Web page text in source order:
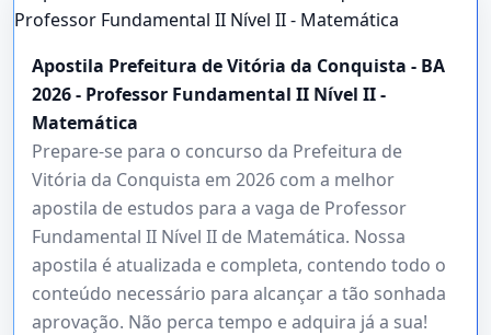
Apostila Prefeitura de Vitória da Conquista - BA
2026 - Professor Fundamental II Nível II -
Matemática
Prepare-se para o concurso da Prefeitura de
Vitória da Conquista em 2026 com a melhor
apostila de estudos para a vaga de Professor
Fundamental II Nível II de Matemática. Nossa
apostila é atualizada e completa, contendo todo o
conteúdo necessário para alcançar a tão sonhada
aprovação. Não perca tempo e adquira já a sua!